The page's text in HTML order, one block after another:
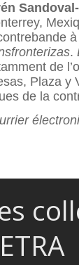
.
de
Plaza y
de la